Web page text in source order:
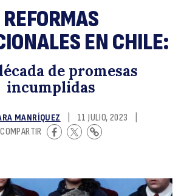
REFORMAS
EN CHILE:
de promesas
incumplidas
MANRÍQUEZ 11 JULIO, 2023
COMPARTIR